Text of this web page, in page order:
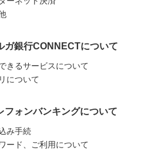
ガ銀行CONNECTについて
きるサービスについて
について
フォンバンキングについて
み手続
ード、ご利用について